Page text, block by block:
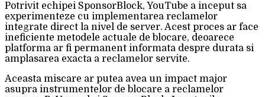
Potrivit echipei SponsorBlock, YouTube a inceput sa
experimenteze cu implementarea reclamelor
integrate direct la nivel de server. Acest proces ar face
ineficiente metodele actuale de blocare, deoarece
platforma ar fi permanent informata despre durata si
amplasarea exacta a reclamelor servite.
Aceasta miscare ar putea avea un impact major
asupra instrumentelor de blocare a reclamelor